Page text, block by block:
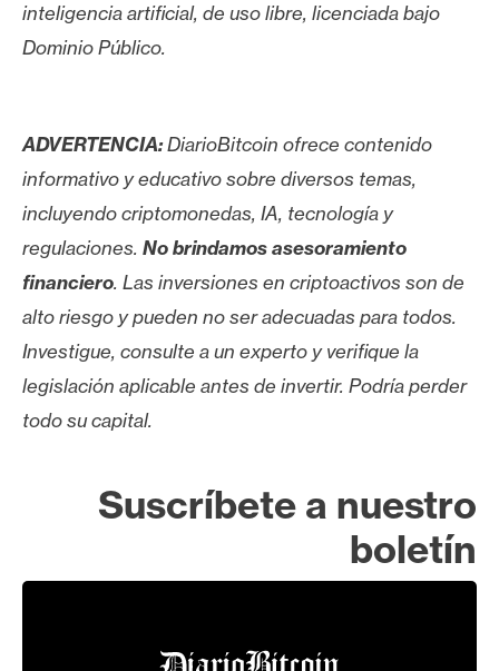
inteligencia artificial, de uso libre, licenciada bajo
Dominio Público.
ADVERTENCIA:DiarioBitcoin ofrece contenido
informativo y educativo sobre diversos temas,
incluyendo criptomonedas, IA, tecnología y
regulaciones. No brindamos asesoramiento
financiero. Las inversiones en criptoactivos son de
alto riesgo y pueden no ser adecuadas para todos.
Investigue, consulte a un experto y verifique la
legislación aplicable antes de invertir. Podría perder
todo su capital.
Suscríbete a nuestro
boletín